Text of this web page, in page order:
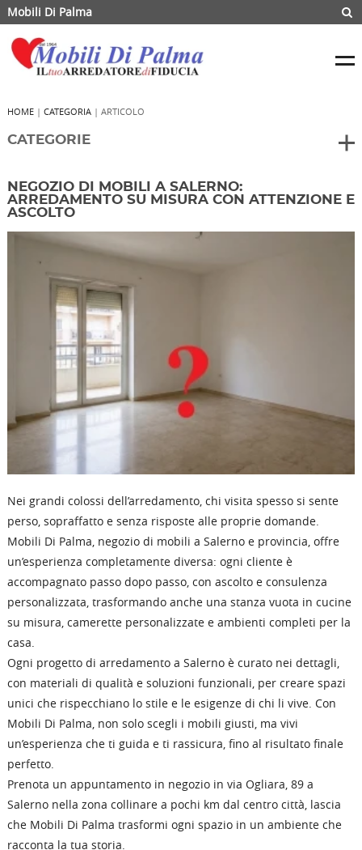
Mobili Di Palma
HOME| CATEGORIA| ARTICOLO
CATEGORIE
NEGOZIO DI MOBILI A SALERNO:
ARREDAMENTO SU MISURA CON ATTENZIONE E
ASCOLTO
Nei grandi colossi dell’arredamento, chi visita spesso si sente
perso, sopraffatto e senza risposte alle proprie domande.
Mobili Di Palma, negozio di mobili a Salerno e provincia, offre
un’esperienza completamente diversa: ogni cliente è
accompagnato passo dopo passo, con ascolto e consulenza
personalizzata, trasformando anche una stanza vuota in cucine
su misura,camerettepersonalizzate e ambienti completi per la
casa.
Ogni progetto di arredamento a Salerno è curato nei dettagli,
con materiali di qualità e soluzioni funzionali, per creare spazi
unici che rispecchiano lo stile e le esigenze di chi li vive. Con
Mobili Di Palma, non solo scegli i mobili giusti, ma vivi
un’esperienza che ti guida e ti rassicura, fino al risultato finale
perfetto.
Prenota un appuntamento in negozio in via Ogliara, 89 a
Salerno nella zona collinare a pochi km dal centro città, lascia
che Mobili Di Palma trasformi ogni spazio in un ambiente che
racconta la tua storia.